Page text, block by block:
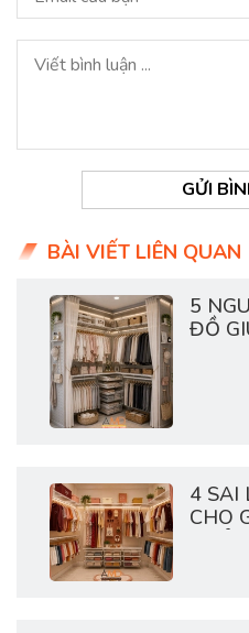
GỬI
BÀI VIẾT LIÊN QUAN
5
ĐỒ
4 SAI
CHO